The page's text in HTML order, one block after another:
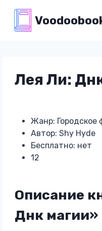
содержимому
Лея Ли:
Жанр: Городское
Автор: Shy Hyde
Бесплатно: нет
12
Описание
Днк магии»